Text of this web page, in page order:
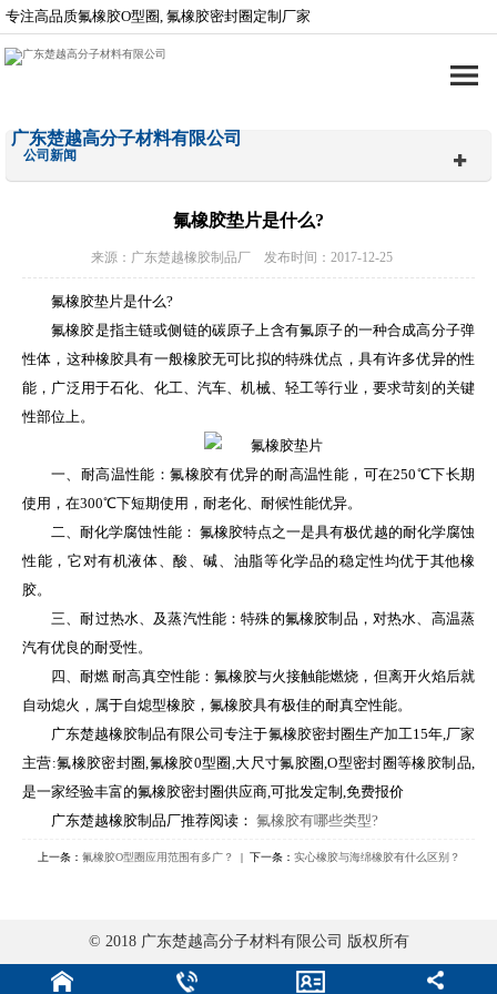
专注高品质氟橡胶O型圈, 氟橡胶密封圈定制厂家
广东楚越高分子材料有限公司
公司新闻
氟橡胶垫片是什么?
来源：广东楚越橡胶制品厂 发布时间：2017-12-25
氟橡胶垫片是什么?
氟橡胶是指主链或侧链的碳原子上含有氟原子的一种合成高分子弹
性体，这种橡胶具有一般橡胶无可比拟的特殊优点，具有许多优异的性
能，广泛用于石化、化工、汽车、机械、轻工等行业，要求苛刻的关键
性部位上。
一、耐高温性能：氟橡胶有优异的耐高温性能，可在250℃下长期
使用，在300℃下短期使用，耐老化、耐候性能优异。
二、耐化学腐蚀性能： 氟橡胶特点之一是具有极优越的耐化学腐蚀
性能，它对有机液体、酸、碱、油脂等化学品的稳定性均优于其他橡
胶。
三、耐过热水、及蒸汽性能：特殊的氟橡胶制品，对热水、高温蒸
汽有优良的耐受性。
四、耐燃 耐高真空性能：氟橡胶与火接触能燃烧，但离开火焰后就
自动熄火，属于自熄型橡胶，氟橡胶具有极佳的耐真空性能。
广东楚越橡胶制品有限公司专注于氟橡胶密封圈生产加工15年,厂家
主营:氟橡胶密封圈,氟橡胶0型圈,大尺寸氟胶圈,O型密封圈等橡胶制品,
是一家经验丰富的氟橡胶密封圈供应商,可批发定制,免费报价
广东楚越橡胶制品厂推荐阅读： 氟橡胶有哪些类型?
上一条： 氟橡胶O型圈应用范围有多广？ | 下一条： 实心橡胶与海绵橡胶有什么区别？
© 2018 广东楚越高分子材料有限公司 版权所有